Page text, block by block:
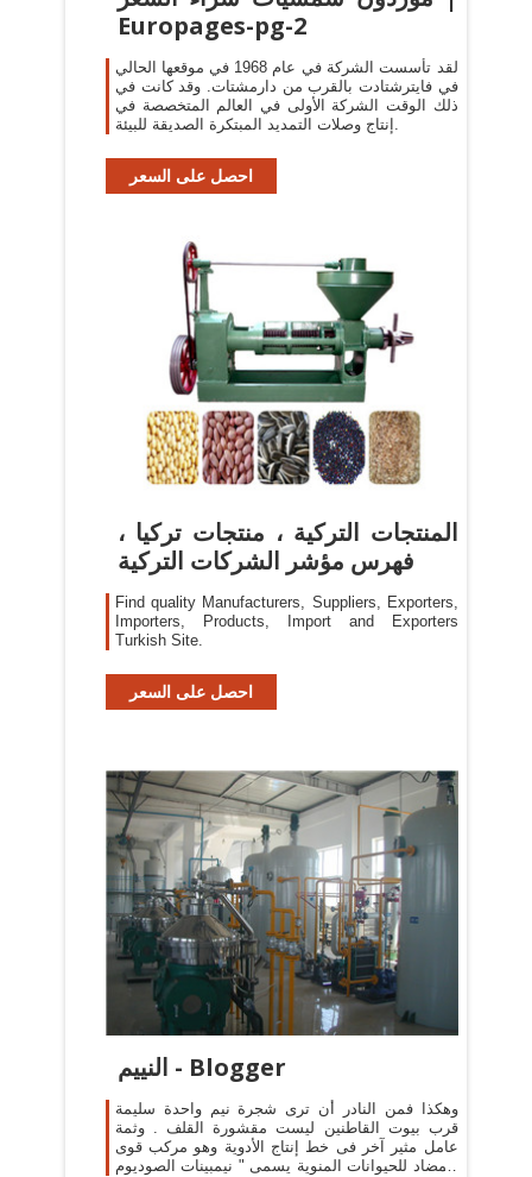
Europages-pg-2
لقد تأسست الشركة في عام 1968 في موقعها الحالي
في فايترشتادت بالقرب من دارمشتات. وقد كانت في
ذلك الوقت الشركة الأولى في العالم المتخصصة في
إنتاج وصلات التمديد المبتكرة الصديقة للبيئة.
احصل على السعر
المنتجات التركية ، منتجات تركيا ،
فهرس مؤشر الشركات التركية
Find quality Manufacturers, Suppliers, Exporters,
Importers, Products, Import and Exporters
Turkish Site.
احصل على السعر
النييم - Blogger
وهكذا فمن النادر أن ترى شجرة نيم واحدة سليمة
قرب بيوت القاطنين ليست مقشورة القلف . وثمة
عامل مثير آخر فى خط إنتاج الأدوية وهو مركب قوى
مضاد للحيوانات المنوية يسمى " نيمبينات الصوديوم "